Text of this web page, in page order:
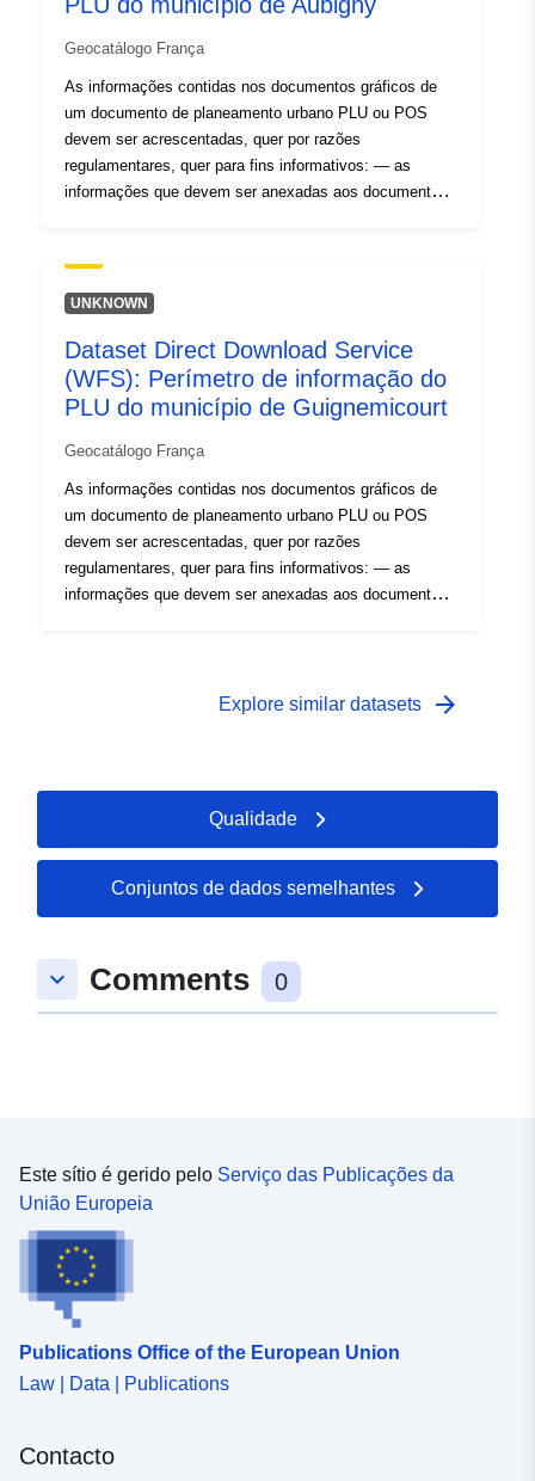
Geocatálogo França
As informações contidas nos documentos gráficos de
um documento de planeamento urbano PLU ou POS
devem ser acrescentadas, quer por razões
regulamentares, quer para fins informativos: — as
informações que devem ser anexadas aos documentos
informações comunicadas nos documentos gráficos a
título informativo.
UNKNOWN
Dataset Direct Download Service
(WFS): Perímetro de informação do
PLU do município de Guignemicourt
Geocatálogo França
As informações contidas nos documentos gráficos de
um documento de planeamento urbano PLU ou POS
devem ser acrescentadas, quer por razões
regulamentares, quer para fins informativos: — as
informações que devem ser anexadas aos documentos
Explore similar datasets arrow_forward
Qualidade
Conjuntos de dados semelhantes
keyboard_arrow_down Comments 0
Este sítio é gerido pelo Serviço das Publicações da
União Europeia
Publications Office of the European Union
Law | Data | Publications
Contacto